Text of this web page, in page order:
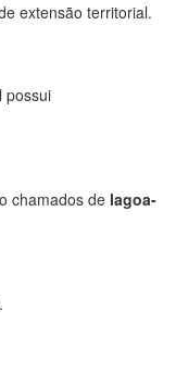
extensão territorial.
possui
chamados de lagoa-
.